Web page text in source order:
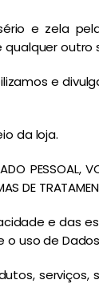
e zela
outro
e
da loja.
PESSOAL,
DE
e
o uso de